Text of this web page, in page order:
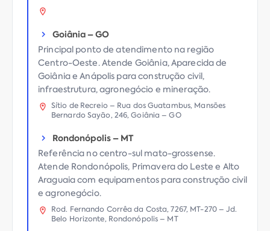
Goiânia–GO
Principal ponto de atendimento na região
Centro-Oeste. Atende Goiânia, Aparecida de
Goiânia e Anápolis para construção civil,
infraestrutura, agronegócio e mineração.
Sítio de Recreio – Rua dos Guatambus, Mansões
Bernardo Sayão, 246, Goiânia – GO
Rondonópolis– MT
Referência no centro-sul mato-grossense.
Atende Rondonópolis, Primavera do Leste e Alto
Araguaia com equipamentos para construção civil
e agronegócio.
Rod. Fernando Corrêa da Costa, 7267, MT-270 – Jd.
Belo Horizonte, Rondonópolis – MT